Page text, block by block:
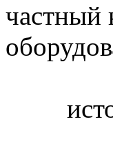
частный